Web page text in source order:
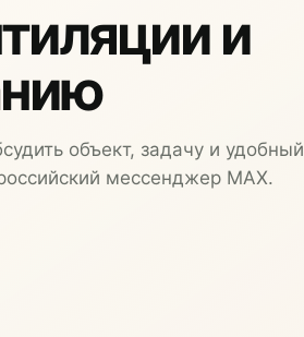
и
объект, задачу и удобный
мессенджер MAX.